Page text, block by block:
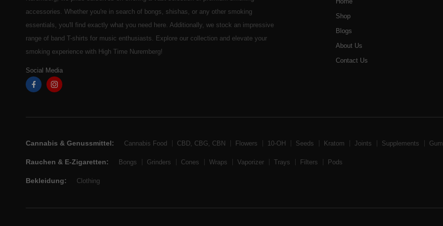
accessories. Whether you're in search of bongs, shishas, or any other smoking
essentials, you'll find exactly what you need here. Additionally, we stock an impressive
range of band T-shirts for music enthusiasts. Explore our collection and elevate your
smoking experience with High Time Nuremberg!
Social Media
Shop
Blogs
About Us
Contact Us
Cannabis & Genussmittel: Cannabis Food CBD, CBG, CBN Flowers 10-OH Seeds Kratom Joints Supplements
Rauchen & E-Zigaretten: Bongs Grinders Cones Wraps Vaporizer Trays Filters Pods
Bekleidung: Clothing